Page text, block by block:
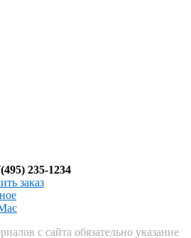
235-1234
заказ
с сайта обязательно указание